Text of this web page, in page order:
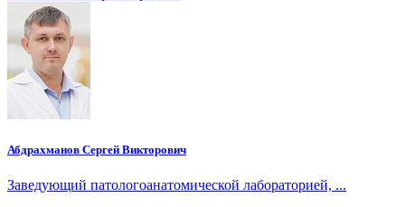
Абдрахманов Сергей Викторович
Заведующий патологоанатомической лабораторией, ...